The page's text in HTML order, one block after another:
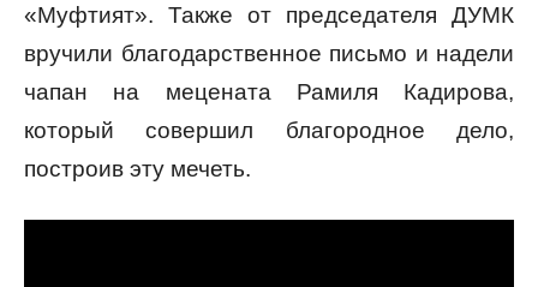
«Муфтият». Также от председателя ДУМК
вручили благодарственное письмо и надели
чапан на мецената Рамиля Кадирова,
который совершил благородное дело,
построив эту мечеть.